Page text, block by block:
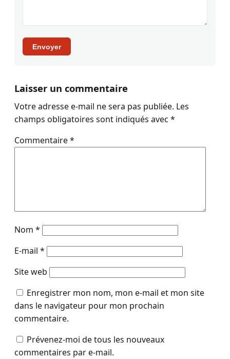
Envoyer
Laisser un commentaire
Votre adresse e-mail ne sera pas publiée. Les
champs obligatoires sont indiqués avec *
Commentaire*
Nom *
E-mail *
Site web
Enregistrer mon nom, mon e-mail et mon site
dans le navigateur pour mon prochain
commentaire.
Prévenez-moi de tous les nouveaux
commentaires par e-mail.